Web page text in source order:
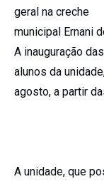
geral na creche
municipal Ernani
A inauguração
alunos da
agosto, a partir
A unidade, que